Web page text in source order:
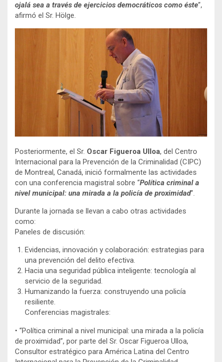
ojalá sea a través de ejercicios democráticos como éste”,
afirmó el Sr. Hölge.
Posteriormente, el Sr. Oscar Figueroa Ulloa, del Centro
Internacional para la Prevención de la Criminalidad (CIPC)
de Montreal, Canadá, inició formalmente las actividades
con una conferencia magistral sobre “Política criminal a
nivel municipal: una mirada a la policía de proximidad”.
Durante la jornada se llevan a cabo otras actividades
como:
Paneles de discusión:
Evidencias, innovación y colaboración: estrategias para
una prevención del delito efectiva.
Hacia una seguridad pública inteligente: tecnología al
servicio de la seguridad.
Humanizando la fuerza: construyendo una policía
resiliente.
Conferencias magistrales:
• “Política criminal a nivel municipal: una mirada a la policía
de proximidad”, por parte del Sr. Oscar Figueroa Ulloa,
Consultor estratégico para América Latina del Centro